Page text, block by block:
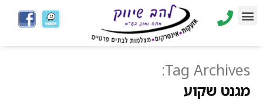
Tag Archives:
מגנט שקוע